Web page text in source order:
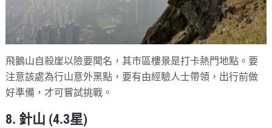
飛鵝山自殺崖以險要聞名，其市區樓景是打卡熱門地點。要
注意該處為行山意外黑點，要有由經驗人士帶領，出行前做
好準備，才可嘗試挑戰。
8. 針山 (4.3星)